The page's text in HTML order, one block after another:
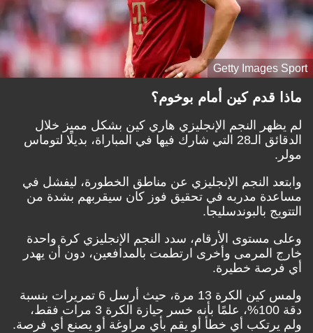
Getty Images Sport
ماذا قدم كين أمام بوخوم؟
لم يظهر النجم الإنجليزي هاري كين بشكل مميز خلال
الدقائق الـ28 التي شارك فيها في المباراة، بديلًا لتوماس
مولر.
وابتعد النجم الإنجليزي عن مناطق الخطورة، ليفشل في
مساعدة مدربه في تحقيق فوز كان سيقربهم بشدة من
التتويج بالبوندسليجا.
وعلى مستوى الأرقام، سدد النجم الإنجليزي كرة واحدة
خارج المرمى وأخرى ارتطمت بالمدافعين، دون أن يهدر
أي فرصة خطيرة.
ولمس كين الكرة 13 مرة، حيث أرسل 6 تمريرات بنسبة
دقة 100%، علمًا بأنه خسر حيازة الكرة 3 مرات فقط،
ولم يرتكب أي خطأ أو يقم بأي مراوغة أو يصنع أي فرصة.